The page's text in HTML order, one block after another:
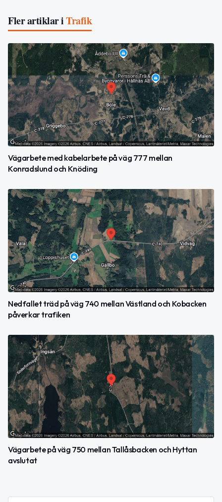
Fler artiklar iTrafik
Vägarbete med kabelarbete på väg 777 mellan
Konradslund och Knöding
Nedfallet träd på väg 740 mellan Västland och Kobacken
påverkar trafiken
Vägarbete på väg 750 mellan Tallåsbacken och Hyttan
avslutat